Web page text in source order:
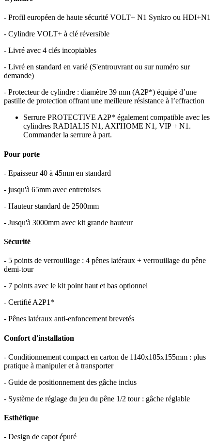
- Profil européen de haute sécurité VOLT+ N1 Synkro ou HDI+N1
- Cylindre VOLT+ à clé réversible
- Livré avec 4 clés incopiables
- Livré en standard en varié (S'entrouvrant ou sur numéro sur
demande)
- Protecteur de cylindre : diamètre 39 mm (A2P*) équipé d’une
pastille de protection offrant une meilleure résistance à l’effraction
Serrure PROTECTIVE A2P* également compatible avec les
cylindres RADIALIS N1, AXI'HOME N1, VIP + N1.
Commander la serrure à part.
Pour porte
- Epaisseur 40 à 45mm en standard
- jusqu'à 65mm avec entretoises
- Hauteur standard de 2500mm
- Jusqu'à 3000mm avec kit grande hauteur
Sécurité
- 5 points de verrouillage : 4 pênes latéraux + verrouillage du pêne
demi-tour
- 7 points avec le kit point haut et bas optionnel
- Certifié A2P1*
- Pênes latéraux anti-enfoncement brevetés
Confort d'installation
- Conditionnement compact en carton de 1140x185x155mm : plus
pratique à manipuler et à transporter
- Guide de positionnement des gâche inclus
- Système de réglage du jeu du pêne 1/2 tour : gâche réglable
Esthétique
- Design de capot épuré